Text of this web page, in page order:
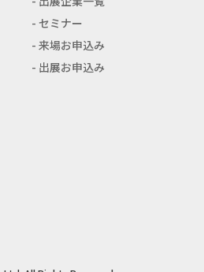
セミナー
来場お申込み
出展お申込み